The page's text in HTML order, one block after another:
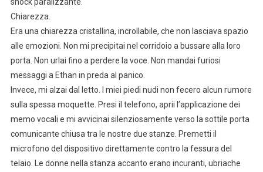
Chiarezza.
Era una chiarezza cristallina, incrollabile, che non lasciava spazio
alle emozioni. Non mi precipitai nel corridoio a bussare alla loro
porta. Non urlai fino a perdere la voce. Non mandai furiosi
messaggi a Ethan in preda al panico.
Invece, mi alzai dal letto. I miei piedi nudi non fecero alcun rumore
sulla spessa moquette. Presi il telefono, aprii l’applicazione dei
memo vocali e mi avvicinai silenziosamente verso la sottile porta
comunicante chiusa tra le nostre due stanze. Premetti il
microfono del dispositivo direttamente contro la fessura del
telaio. Le donne nella stanza accanto erano incuranti, ubriache